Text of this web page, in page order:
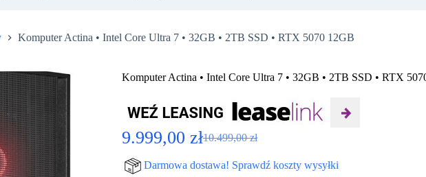
Komputer Actina • Intel Core Ultra 7 • 32GB • 2TB SSD • RTX 5070 12GB
Komputer Actina • Intel Core Ultra 7 • 32GB • 2TB SSD • RTX
10.499,00zł
Pierwotna
cena
9.999,00 zł
Aktualna
cena
Darmowa dostawa! Sprawdź koszty wysyłki